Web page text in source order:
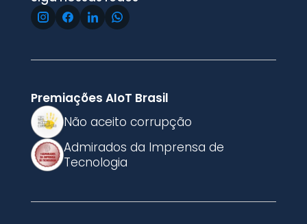
Premiações AIoT Brasil
Não aceito corrupção
Admirados da Imprensa de
Tecnologia